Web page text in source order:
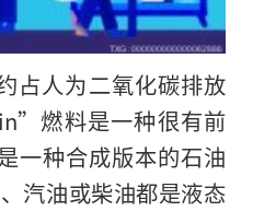
占人为二氧化碳排放
燃料是一种很有前
一种合成版本的石油
汽油或柴油都是液态